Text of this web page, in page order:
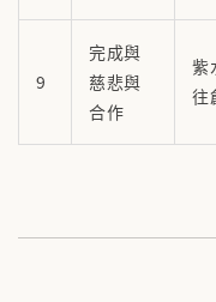
9
完成與
慈悲與
合作
紫
往